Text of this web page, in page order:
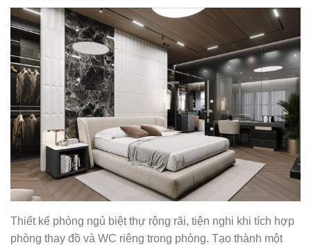
Thiết kế phòng ngủ biệt thự rộng rãi, tiện nghi khi tích hợp
phòng thay đồ và WC riêng trong phòng. Tạo thành một